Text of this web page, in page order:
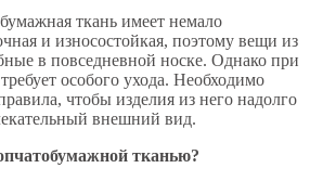
ткань имеет немало
и износостойкая, поэтому вещи из
в повседневной носке. Однако при
особого ухода. Необходимо
чтобы изделия из него надолго
внешний вид.
тканью?